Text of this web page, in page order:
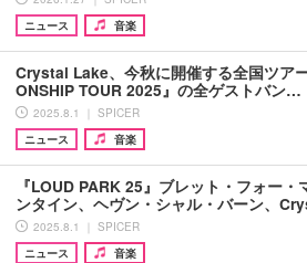
ニュース
音楽
Crystal Lake、今秋に開催する全国ツア
ONSHIP TOUR 2025』の全ゲストバン…
2025.8.1 ｜ SPICER
ニュース
音楽
『LOUD PARK 25』ブレット・フォー・
ンタイン、ヘヴン・シャル・バーン、
2025.8.1 ｜ SPICER
ニュース
音楽